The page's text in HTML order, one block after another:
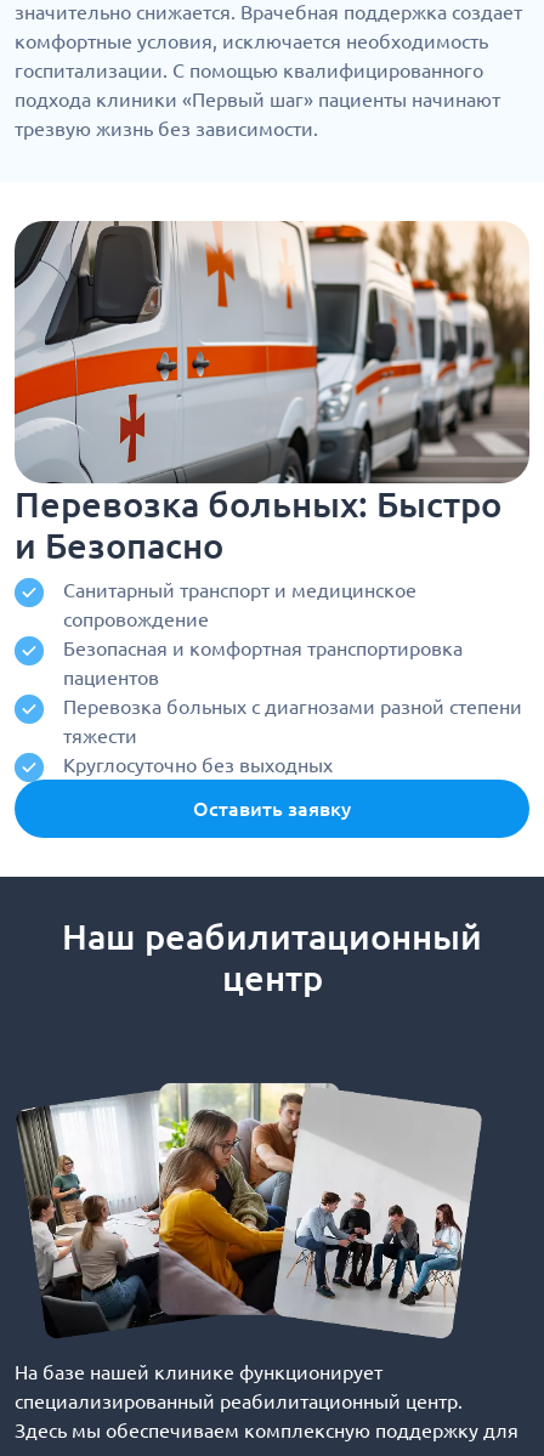
значительно снижается. Врачебная поддержка создает
комфортные условия, исключается необходимость
госпитализации. С помощью квалифицированного
подхода клиники «Первый шаг» пациенты начинают
трезвую жизнь без зависимости.
Перевозка больных: Быстро
и Безопасно
Санитарный транспорт и медицинское
сопровождение
Безопасная и комфортная транспортировка
пациентов
Перевозка больных с диагнозами разной степени
тяжести
Круглосуточно без выходных
Оставить заявку
Наш реабилитационный
центр
На базе нашей клинике функционирует
специализированный реабилитационный центр.
Здесь мы обеспечиваем комплексную поддержку для